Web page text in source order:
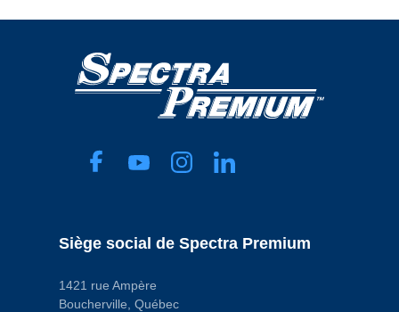
Siège social de Spectra Premium
1421 rue Ampère
Boucherville, Québec